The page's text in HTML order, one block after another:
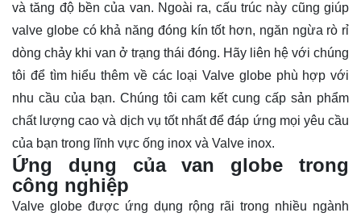
và tăng độ bền của van. Ngoài ra, cấu trúc này cũng giúp
valve globe có khả năng đóng kín tốt hơn, ngăn ngừa rò rỉ
dòng chảy khi van ở trạng thái đóng. Hãy liên hệ với chúng
tôi để tìm hiểu thêm về các loại Valve globe phù hợp với
nhu cầu của bạn. Chúng tôi cam kết cung cấp sản phẩm
chất lượng cao và dịch vụ tốt nhất để đáp ứng mọi yêu cầu
của bạn trong lĩnh vực ống inox và Valve inox.
Ứng dụng của van globe trong
công nghiệp
Valve globe được ứng dụng rộng rãi trong nhiều ngành